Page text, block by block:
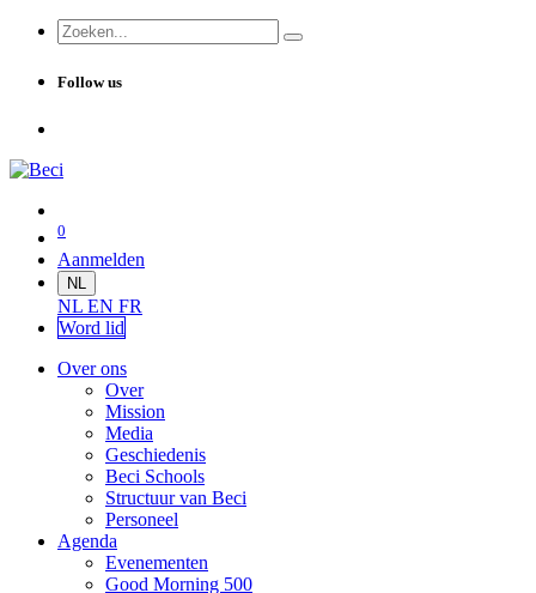
Follow us
0
Aanmelden
NL
NL EN FR
Word lid
Over ons
Over
Mission
Media
Geschiedenis
Beci Schools
Structuur van Beci
Personeel
Agenda
Evenementen
Good Morning 500